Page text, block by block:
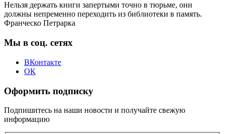
Нельзя держать книги запертыми точно в тюрьме, они
должны непременно переходить из библиотеки в память.
Франческо Петрарка
Мы в соц. сетях
ВКонтакте
ОК
Оформить подписку
Подпишитесь на наши новости и получайте свежую
информацию